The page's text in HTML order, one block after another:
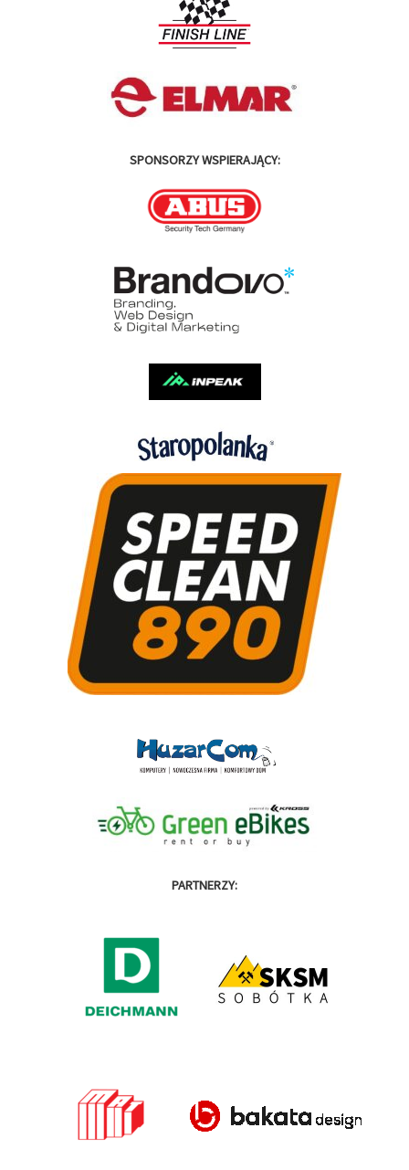
SPONSORZY WSPIERAJĄCY:
PARTNERZY: